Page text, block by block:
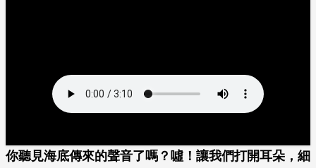
你聽見海底傳來的聲音了嗎？噓！讓我們打開耳朵，細